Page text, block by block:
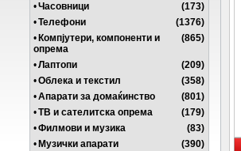
•Часовници
(173)
•Телефони
(1376)
• Компјутери, компоненти и
опрема
(865)
•Лаптопи
(209)
•Облека и текстил
(358)
•Апарати за домаќинство
(801)
•ТВ и сателитска опрема
(179)
•Филмови и музика
(83)
• Музички апарати
(390)